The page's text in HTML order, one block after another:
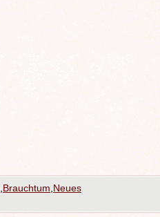
Brauchtum Neues